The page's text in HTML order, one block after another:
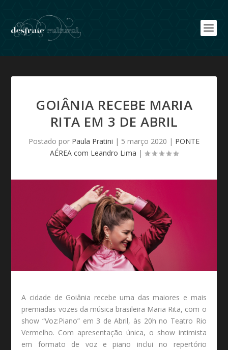
GOIÂNIA RECEBE MARIA
RITA EM 3 DE ABRIL
Postado por Paula Pratini | 5 março 2020 | PONTE
AÉREA com Leandro Lima |
A cidade de Goiânia recebe uma das maiores e mais
premiadas vozes da música brasileira Maria Rita, com o
show “Voz:Piano” em 3 de Abril, às 20h no Teatro Rio
Vermelho. Com apresentação única, o show intimista
em formato de voz e piano inclui no repertório